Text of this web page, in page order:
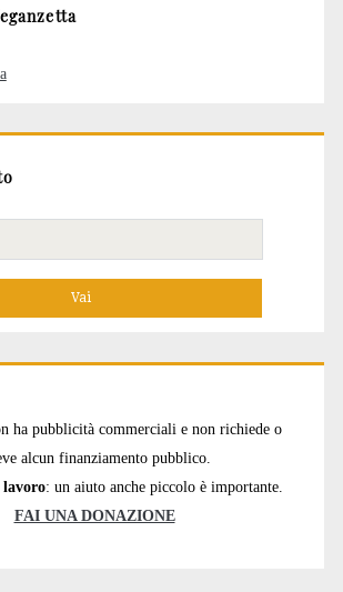
ha pubblicità commerciali e non richiede o
alcun finanziamento pubblico.
lavoro: un aiuto anche piccolo è importante.
FAI UNA DONAZIONE